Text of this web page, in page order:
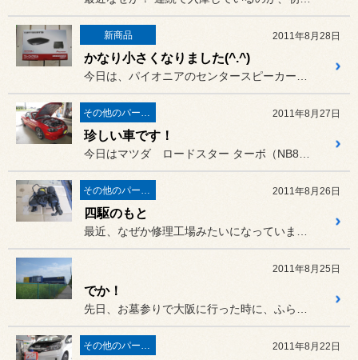
新商品 2011年8月28日
かなり小さくなりました(^.^)
2011年8月27日
珍しい車です！
2011年8月26日
四駆のもと
2011年8月25日
でか！
2011年8月22日